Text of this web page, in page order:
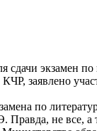
экзамен по
заявлено
по
не все, а